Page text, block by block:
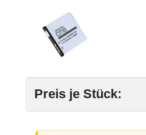
Preis je Stück: